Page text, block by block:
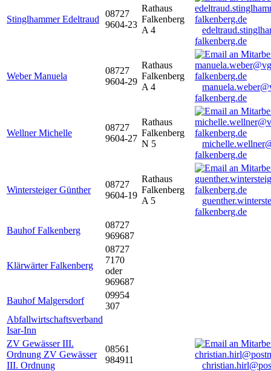
Stinglhammer Edeltraud
08727
9604-23
Rathaus
Falkenberg
A 4
falkenberg.de
Weber Manuela
08727
9604-29
Rathaus
Falkenberg
A 4
falkenberg.de
Wellner Michelle
08727
9604-27
Rathaus
Falkenberg
N 5
falkenberg.de
Wintersteiger Günther
08727
9604-19
Rathaus
Falkenberg
A 5
falkenberg.de
Bauhof Falkenberg
08727
969687
Klärwärter Falkenberg
08727
7170
oder
969687
Bauhof Malgersdorf
09954
307
Abfallwirtschaftsverband
Isar-Inn
ZV Gewässer III.
Ordnung ZV Gewässer
III. Ordnung
08561
984911